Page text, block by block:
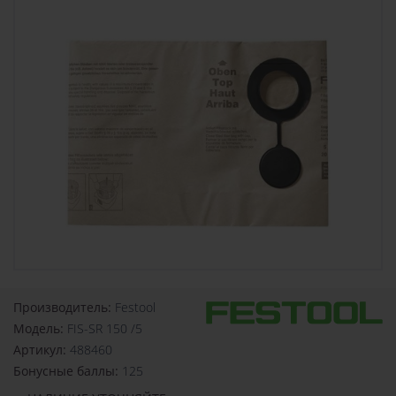
Производитель: Festool
Модель: FIS-SR 150 /5
Артикул: 488460
Бонусные баллы: 125